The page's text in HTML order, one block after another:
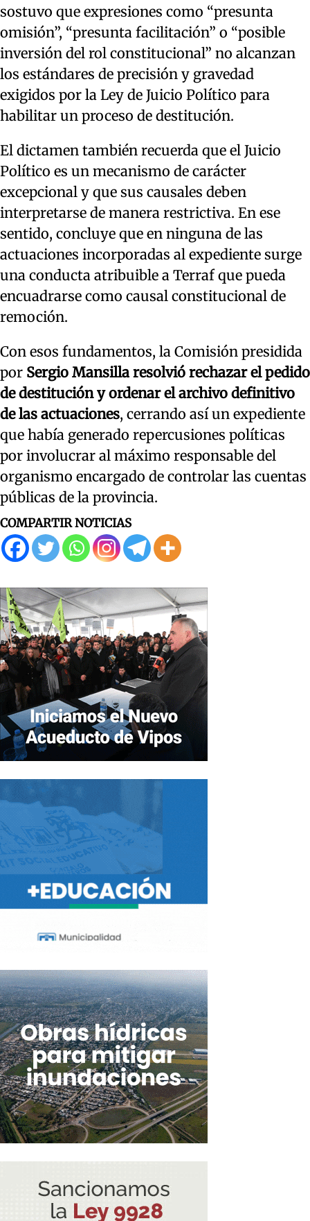
sostuvo que expresiones como “presunta
omisión”, “presunta facilitación” o “posible
inversión del rol constitucional” no alcanzan
los estándares de precisión y gravedad
exigidos por la Ley de Juicio Político para
habilitar un proceso de destitución.
El dictamen también recuerda que el Juicio
Político es un mecanismo de carácter
excepcional y que sus causales deben
interpretarse de manera restrictiva. En ese
sentido, concluye que en ninguna de las
actuaciones incorporadas al expediente surge
una conducta atribuible a Terraf que pueda
encuadrarse como causal constitucional de
remoción.
Con esos fundamentos, la Comisión presidida
por Sergio Mansilla resolvió rechazar el pedido
de destitución y ordenar el archivo definitivo
de las actuaciones, cerrando así un expediente
que había generado repercusiones políticas
por involucrar al máximo responsable del
organismo encargado de controlar las cuentas
públicas de la provincia.
COMPARTIR NOTICIAS